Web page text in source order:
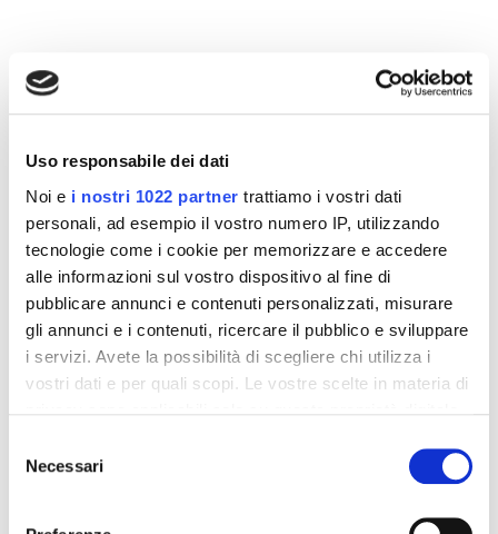
Uso responsabile dei dati
Noi e i nostri 1022 partner trattiamo i vostri dati
personali, ad esempio il vostro numero IP, utilizzando
tecnologie come i cookie per memorizzare e accedere
alle informazioni sul vostro dispositivo al fine di
pubblicare annunci e contenuti personalizzati, misurare
gli annunci e i contenuti, ricercare il pubblico e sviluppare
i servizi. Avete la possibilità di scegliere chi utilizza i
vostri dati e per quali scopi. Le vostre scelte in materia di
modificare o revocare il proprio consenso in qualsiasi
momento dalla Dichiarazione sui cookie o facendo clic
delNecessari
Altri prodotti che potrebbero
bustine
-42%
Integratori per dimagrire
-42%